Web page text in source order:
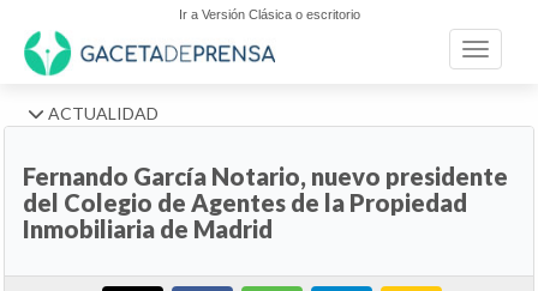
Ir a Versión Clásica o escritorio
Toggle
ACTUALIDAD
Fernando García Notario, nuevo presidente
del Colegio de Agentes de la Propiedad
Inmobiliaria de Madrid